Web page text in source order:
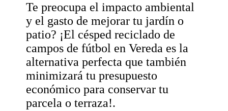
Te preocupa el impacto ambiental
y el gasto de mejorar tu jardín o
patio? ¡El césped reciclado de
campos de fútbol en Vereda es la
alternativa perfecta que también
minimizará tu presupuesto
económico para conservar tu
parcela o terraza!.